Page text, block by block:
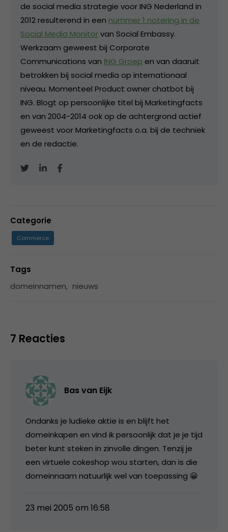
de social media strategie voor ING Nederland in
2012 resulterend in een nummer 1 notering in de
Social Media Monitorvan Social Embassy.
Werkzaam geweest bij Corporate
Communications van ING Groep en van daaruit
betrokken bij social media op internationaal
niveau. Momenteel Product owner chatbot bij
ING. Blogt op persoonlijke titel bij Marketingfacts
en van 2004-2014 ook op de achtergrond actief
geweest voor Marketingfacts o.a. bij de techniek
en de redactie.
Categorie
Commerce
Tags
domeinnamen, nieuws
7 Reacties
Bas van Eijk
Ondanks je ludieke aktie is en blijft het
domeinkapen en vind ik persoonlijk dat je je tijd
beter kunt steken in zinvolle dingen. Tenzij je
een virtuele cokeshop wou starten, dan is die
domeinnaam natuurlijk wel van toepassing 😀
23 mei 2005 om 16:58